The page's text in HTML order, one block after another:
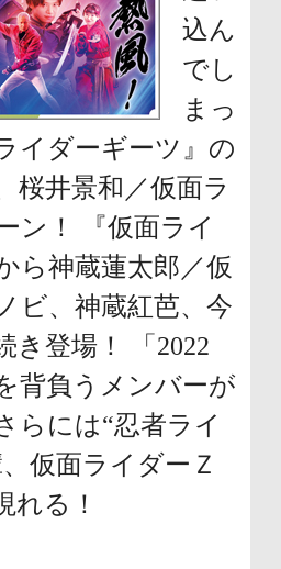
込ん
でし
まっ
イダーギーツ』の
桜井景和／仮面ラ
ン！ 『仮面ライ
ら神蔵蓮太郎／仮
ビ、神蔵紅芭、今
き登場！ 「2022
背負うメンバーが
らには“忍者ライ
仮面ライダーＺ
れる！